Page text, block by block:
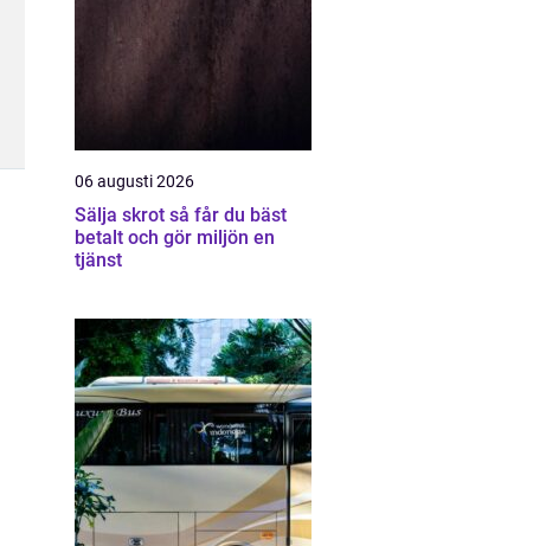
06 augusti 2026
Sälja skrot så får du bäst
betalt och gör miljön en
tjänst